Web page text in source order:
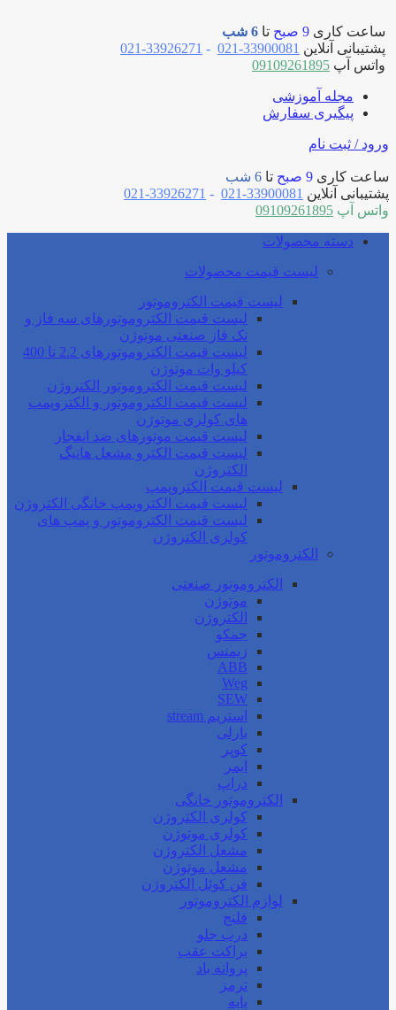
ساعت کاری 9 صبح تا 6 شب
پشتیبانی آنلاین 33900081-021
-
33926271-021
واتس آپ 09109261895
مجله آموزشی
پیگیری سفارش
ورود / ثبت نام
ساعت کاری 9 صبح تا 6 شب
پشتیبانی آنلاین 33900081-021
-
33926271-021
واتس آپ 09109261895
دسته محصولات
لیست قیمت محصولات
لیست قیمت الکتروموتور
لیست قیمت الکتروموتورهای سه فاز و
تک فاز صنعتی موتوژن
لیست قیمت الکتروموتورهای 2.2 تا 400
کیلو وات موتوژن
لیست قیمت الکتروموتور الکتروژن
لیست قیمت الکتروموتور و الکتروپمپ
های کولری موتوژن
لیست قیمت موتورهای ضد انفجار
لیست قیمت الکترو مشعل هانیگ
الکتروژن
لیست قیمت الکتروپمپ
لیست قیمت الکتروپمپ خانگی الکتروژن
لیست قیمت الکتروموتور و پمپ های
کولری الکتروژن
الکتروموتور
الکتروموتور صنعتی
موتوژن
الکتروژن
جمکو
زیمنس
ABB
Weg
SEW
استریم stream
بارلی
کوپر
ایمر
دراپ
الکتروموتور خانگی
کولری الکتروژن
کولری موتوژن
مشعل الکتروژن
مشعل موتوژن
فن کوئل الکتروژن
لوازم الکتروموتور
فلنج
درب جلو
براکت عقب
پروانه باد
ترمز
پایه